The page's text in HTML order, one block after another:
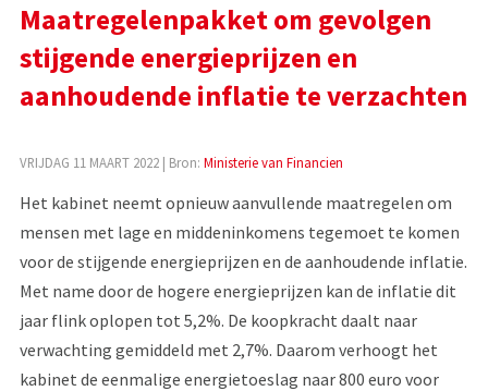
Maatregelenpakket om gevolgen
stijgende energieprijzen en
aanhoudende inflatie te verzachten
VRIJDAG 11 MAART 2022| Bron: Ministerie van Financien
Het kabinet neemt opnieuw aanvullende maatregelen om
mensen met lage en middeninkomens tegemoet te komen
voor de stijgende energieprijzen en de aanhoudende inflatie.
Met name door de hogere energieprijzen kan de inflatie dit
jaar flink oplopen tot 5,2%. De koopkracht daalt naar
verwachting gemiddeld met 2,7%. Daarom verhoogt het
kabinet de eenmalige energietoeslag naar 800 euro voor